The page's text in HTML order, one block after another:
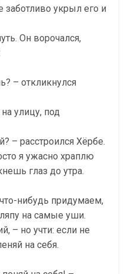
укрыл его и
Он ворочался,
– откликнулся
улицу, под
– расстроился Хёрбе.
я ужасно храплю
глаз до утра.
нибудь придумаем,
на самые уши.
– но учти: если не
на себя.